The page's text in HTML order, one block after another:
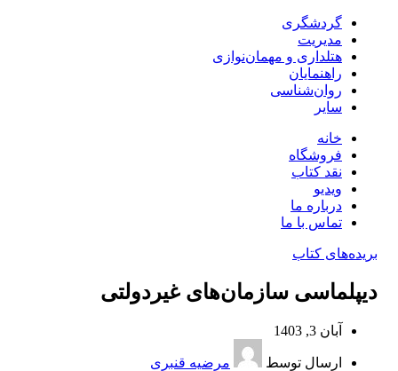
گردشگری
مدیریت
هتلداری و مهمان‌نوازی
راهنمایان
روان‌شناسی
سایر
خانه
فروشگاه
نقد کتاب
ویدیو
درباره‌ ما
تماس با ما
بریده‌های کتاب
ديپلماسی سازمان‏‌های غيردولتی
آبان 3, 1403
ارسال توسط مرضیه قنبری